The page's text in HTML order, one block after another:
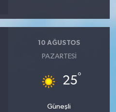
10 AĞUSTOS
PAZARTESI
25°
Güneşli